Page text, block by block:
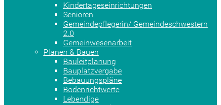
Kindertageseinrichtungen
Senioren
Gemeindepflegerin/ Gemeindeschwestern
2.0
Gemeinwesenarbeit
Planen & Bauen
Bauleitplanung
Bauplatzvergabe
Bebauungspläne
Bodenrichtwerte
Lebendige